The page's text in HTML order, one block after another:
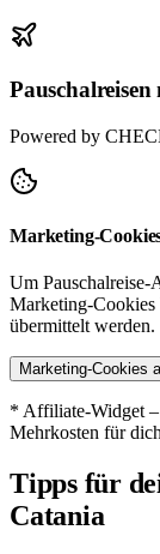
Powered by
Marketing-
Um
Marketing-
übermittelt werden.
Marketing-Cookies
* Affiliate-Widget
Mehrkosten für dich
Tipps für
Catania